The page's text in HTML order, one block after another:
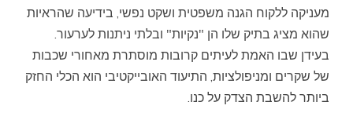
מעניקה ללקוח הגנה משפטית ושקט נפשי, בידיעה שהראיות
שהוא מציג בתיק שלו הן "נקיות" ובלתי ניתנות לערעור.
בעידן שבו האמת לעיתים קרובות מוסתרת מאחורי שכבות
של שקרים ומניפולציות, התיעוד האובייקטיבי הוא הכלי החזק
ביותר להשבת הצדק על כנו.